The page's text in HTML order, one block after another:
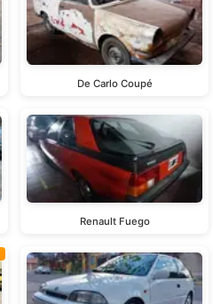
De Carlo Coupé
Renault Fuego